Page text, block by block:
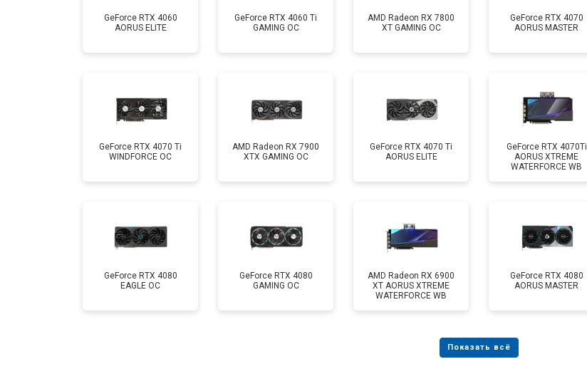
GeForce RTX 4060
AORUS ELITE
GeForce RTX 4060 Ti
GAMING OC
AMD Radeon RX 7800
XT GAMING OC
GeForce RTX 4070
AORUS MASTER
GeForce RTX 4070 Ti
WINDFORCE OC
AMD Radeon RX 7900
XTX GAMING OC
GeForce RTX 4070 Ti
AORUS ELITE
GeForce RTX 4070Ti
AORUS XTREME
WATERFORCE WB
GeForce RTX 4080
EAGLE OC
GeForce RTX 4080
GAMING OC
AMD Radeon RX 6900
XT AORUS XTREME
WATERFORCE WB
GeForce RTX 4080
AORUS MASTER